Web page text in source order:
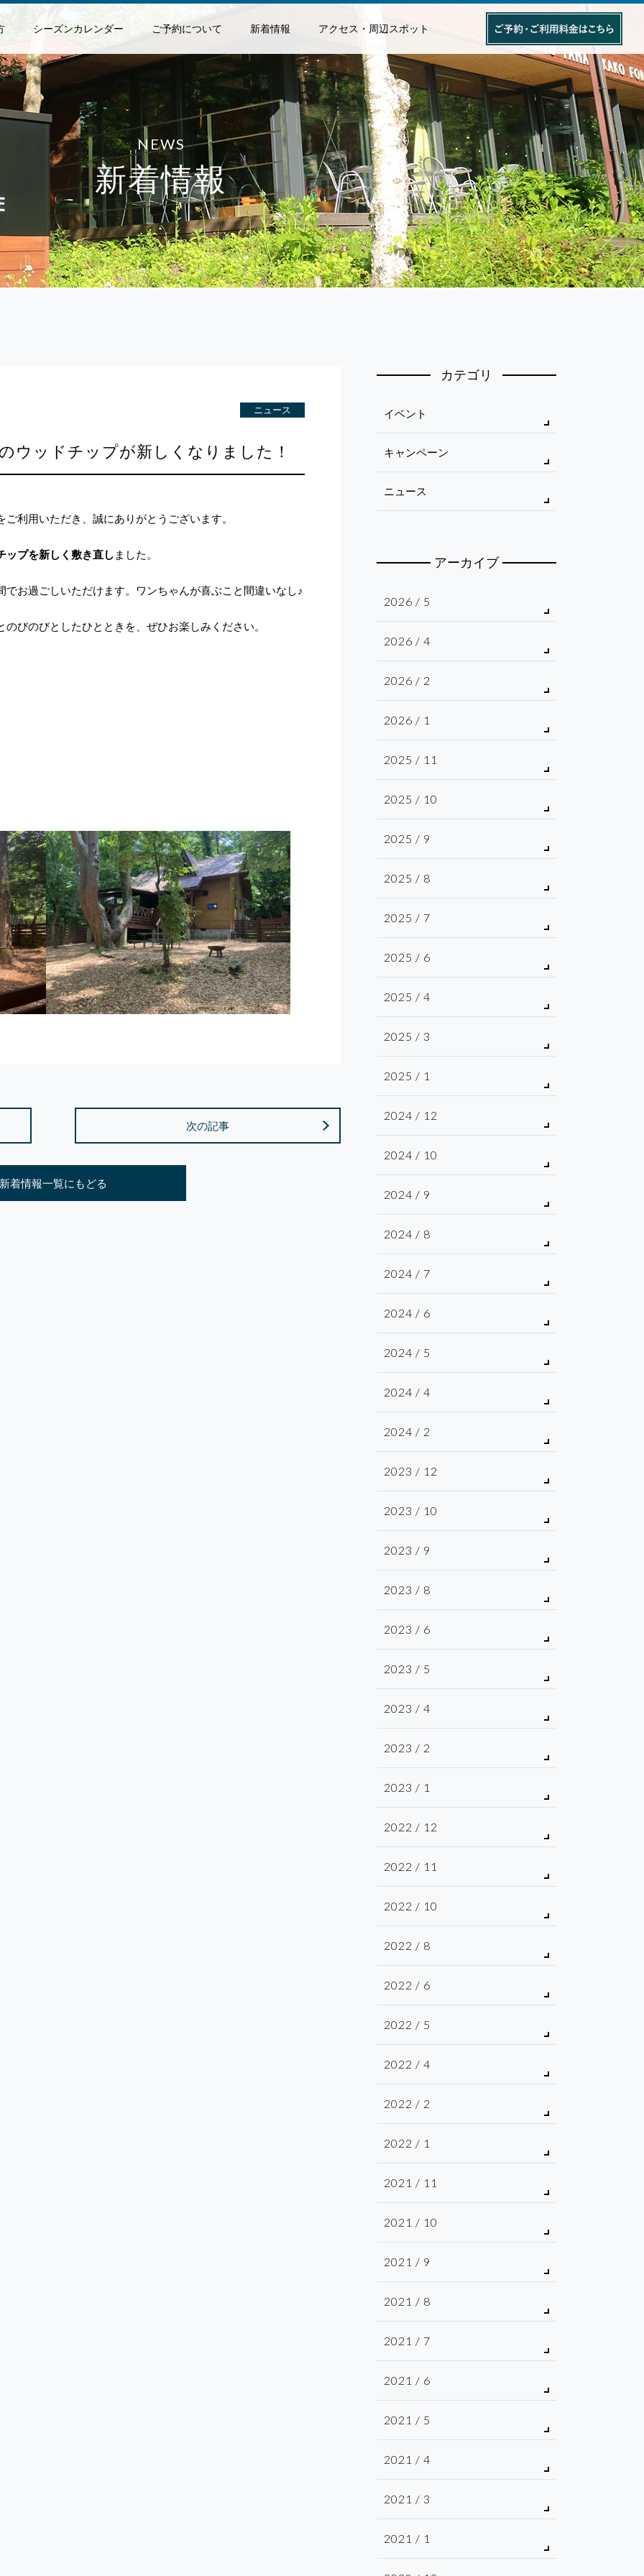
シーズンカレンダー ご予約について 新着情報 アクセス・周辺スポット
NEWS
新着情報
カテゴリ
イベント
キャンペーン
ニュース
アーカイブ
2026 / 5
2026 / 4
2026 / 2
2026 / 1
2025 / 11
2025 / 10
2025 / 9
2025 / 8
2025 / 7
2025 / 6
2025 / 4
2025 / 3
2025 / 1
2024 / 12
2024 / 10
2024 / 9
2024 / 8
2024 / 7
2024 / 6
2024 / 5
2024 / 4
2024 / 2
2023 / 12
2023 / 10
2023 / 9
2023 / 8
2023 / 6
2023 / 5
2023 / 4
2023 / 2
2023 / 1
2022 / 12
2022 / 11
2022 / 10
2022 / 8
2022 / 6
2022 / 5
2022 / 4
2022 / 2
2022 / 1
2021 / 11
2021 / 10
2021 / 9
2021 / 8
2021 / 7
2021 / 6
2021 / 5
2021 / 4
2021 / 3
2021 / 1
ニュース
ウッドチップが新しくなりました！
利用いただき、誠にありがとうございます。
ップを新しく敷き直し ました。
お過ごしいただけます。ワンちゃんが喜ぶこと間違いなし♪
びのびとしたひとときを、ぜひお楽しみください。
次の記事
新着情報一覧にもどる